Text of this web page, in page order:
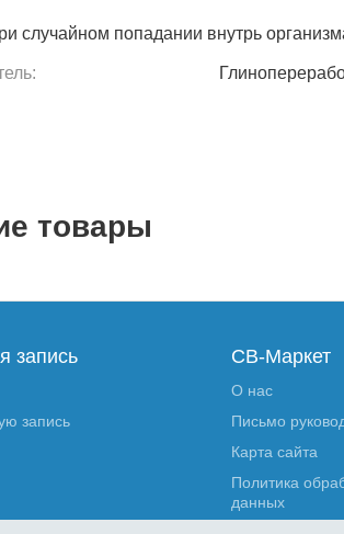
случайном попадании внутрь
товары
запись
запись
СВ-Маркет
О нас
Письмо
Карта сайта
Политика
данных